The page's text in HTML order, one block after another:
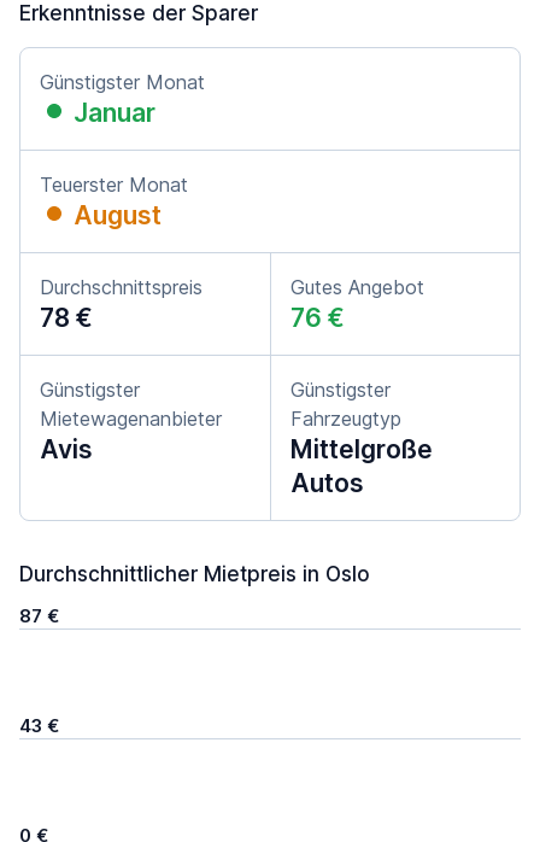
Erkenntnisse der Sparer
Günstigster Monat
Januar
Teuerster Monat
August
Durchschnittspreis
78 €
Gutes Angebot
76 €
Günstigster
Mietewagenanbieter
Avis
Günstigster
Fahrzeugtyp
Mittelgroße
Autos
Durchschnittlicher Mietpreis in Oslo
87 €
43 €
0 €